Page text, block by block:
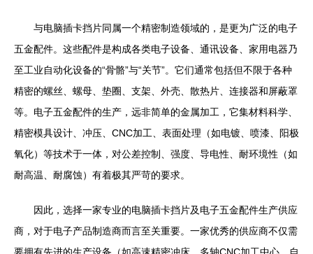
与电脑插卡挡片同属一个精密制造领域的，是更为广泛的电子
五金配件。这些配件是构成各类电子设备、通讯设备、家用电器乃
至工业自动化设备的“骨骼”与“关节”。它们通常包括但不限于各种
精密的螺丝、螺母、垫圈、支架、外壳、散热片、连接器和屏蔽罩
等。电子五金配件的生产，远非简单的金属加工，它集材料科学、
精密模具设计、冲压、CNC加工、表面处理（如电镀、喷漆、阳极
氧化）等技术于一体，对公差控制、强度、导电性、耐环境性（如
耐高温、耐腐蚀）有着极其严苛的要求。
因此，选择一家专业的电脑插卡挡片及电子五金配件生产供应
商，对于电子产品制造商而言至关重要。一家优秀的供应商不仅需